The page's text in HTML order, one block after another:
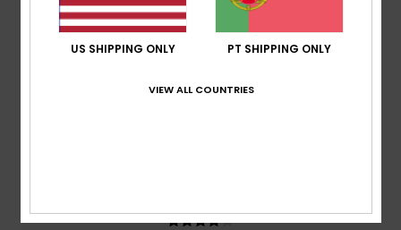
Relação qualidade/preço
US SHIPPING ONLY PT SHIPPING ONLY
VIEW ALL COUNTRIES